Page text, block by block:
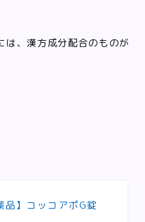
は、漢方成分配合のものが
品】コッコアポG錠